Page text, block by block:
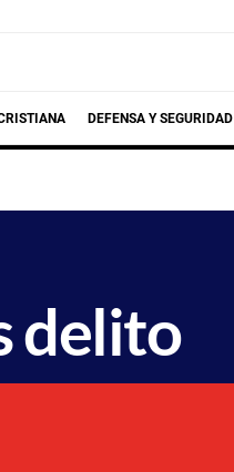
DEFENSA Y SEGURIDAD
delito